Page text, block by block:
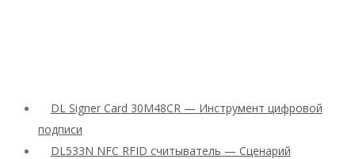
DL Signer Card 30M48CR — Инструмент цифровой
подписи
DL533N NFC RFID считыватель — Сценарий